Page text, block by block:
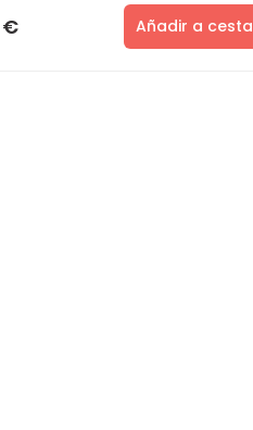
€ Añadir a cesta